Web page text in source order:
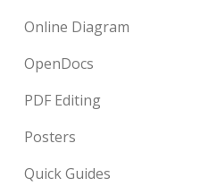
Online Diagram
OpenDocs
PDF Editing
Posters
Quick Guides